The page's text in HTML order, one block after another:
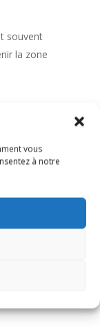
vous
à notre
souvent
la zone
et en